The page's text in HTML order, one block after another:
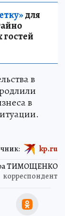
для
в
в
ТИМОЩЕНКО
корреспондент
kp.ru